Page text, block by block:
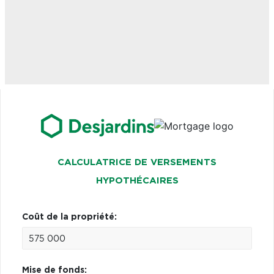
CALCULATRICE DE VERSEMENTS
HYPOTHÉCAIRES
Coût de la propriété:
Mise de fonds: